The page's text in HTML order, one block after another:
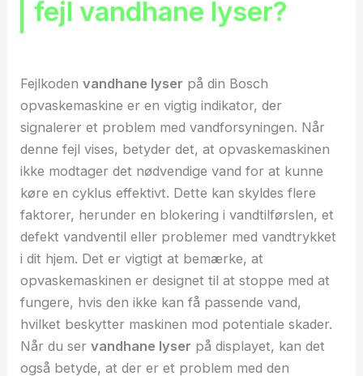
fejl vandhane lyser?
Fejlkodenvandhane lyser på din Bosch
opvaskemaskine er en vigtig indikator, der
signalerer et problem med vandforsyningen. Når
denne fejl vises, betyder det, at opvaskemaskinen
ikke modtager det nødvendige vand for at kunne
køre en cyklus effektivt. Dette kan skyldes flere
faktorer, herunder en blokering i vandtilførslen, et
defekt vandventil eller problemer med vandtrykket
i dit hjem. Det er vigtigt at bemærke, at
opvaskemaskinen er designet til at stoppe med at
fungere, hvis den ikke kan få passende vand,
hvilket beskytter maskinen mod potentiale skader.
Når du servandhane lyser på displayet, kan det
også betyde, at der er et problem med den